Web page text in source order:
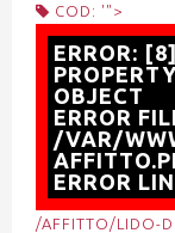
COD: '">
ERROR:
OBJECT
ERROR
/VAR/
ERROR
/AFFITTO/LIDO-